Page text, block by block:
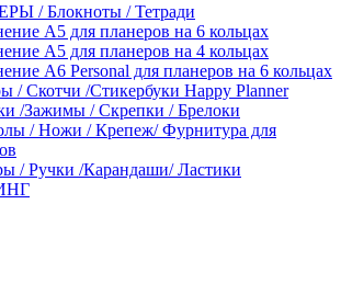
/ Блокноты / Тетради
А5 для планеров на 6 кольцах
А5 для планеров на 4 кольцах
А6 Personal для планеров на 6 кольцах
/ Скотчи /Стикербуки Happy Planner
/Зажимы / Скрепки / Брелоки
/ Ножи / Крепеж/ Фурнитура для
/ Ручки /Карандаши/ Ластики